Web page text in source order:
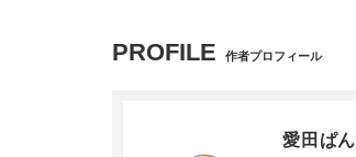
PROFILE 作者プロフィール
愛田ぱん